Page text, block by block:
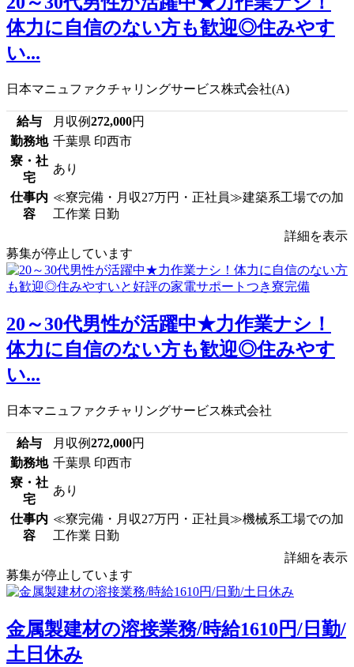
体力に自信のない方も歓迎◎住みやす
い...
日本マニュファクチャリングサービス株式会社(A)
給与 月収例272,000円
勤務地 千葉県 印西市
寮・社
宅
あり
仕事内
容
≪寮完備・月収27万円・正社員≫建築系工場での加
工作業 日勤
詳細を表示
募集が停止しています
20～30代男性が活躍中★力作業ナシ！
体力に自信のない方も歓迎◎住みやす
い...
日本マニュファクチャリングサービス株式会社
給与 月収例272,000円
勤務地 千葉県 印西市
寮・社
宅
あり
仕事内
容
≪寮完備・月収27万円・正社員≫機械系工場での加
工作業 日勤
詳細を表示
募集が停止しています
金属製建材の溶接業務/時給1610円/日勤/
土日休み